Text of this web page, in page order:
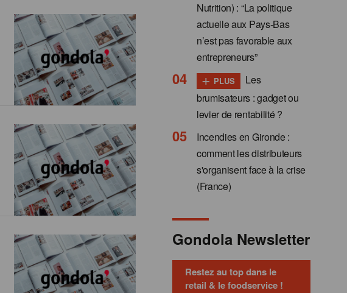
Nutrition) : “La politique
actuelle aux Pays-Bas
n’est pas favorable aux
entrepreneurs”
+ PLUS
Les
brumisateurs : gadget ou
levier de rentabilité ?
Incendies en Gironde :
comment les distributeurs
s'organisent face à la crise
(France)
Gondola Newsletter
Restez au top dans le
retail & le foodservice !